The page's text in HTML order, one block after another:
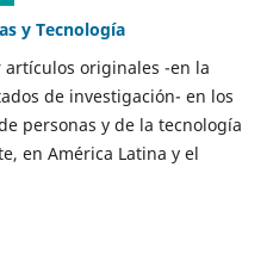
y Tecnología
originales -en la
de investigación- en los
personas y de la tecnología
en América Latina y el